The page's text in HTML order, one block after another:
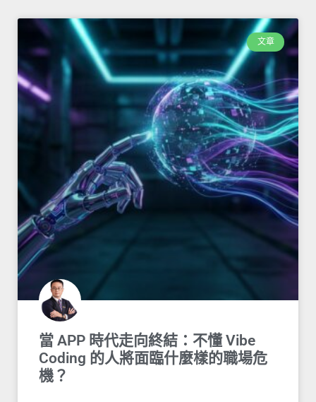
文章
當 APP 時代走向終結：不懂 Vibe
Coding 的人將面臨什麼樣的職場危
機？